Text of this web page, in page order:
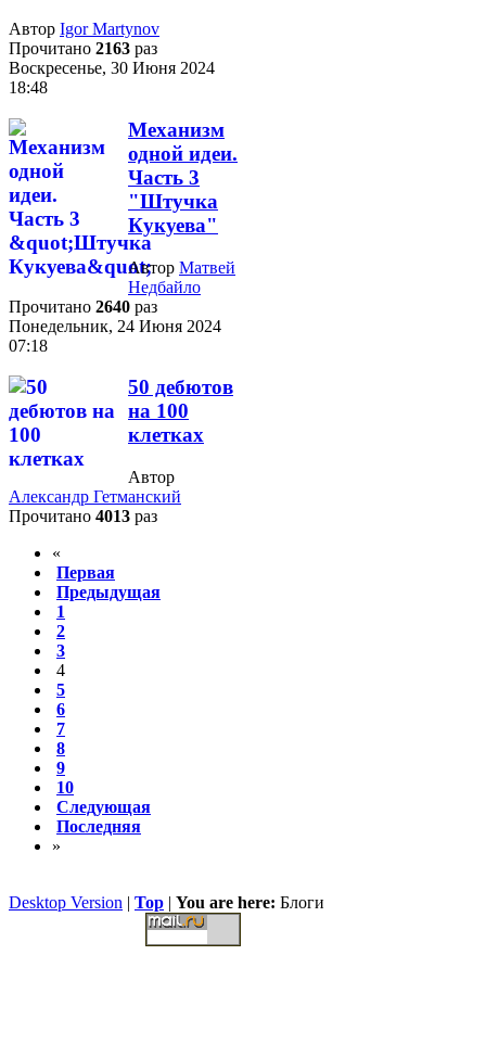
Автор Igor Martynov
Прочитано 2163 раз
Воскресенье, 30 Июня 2024
18:48
Механизм
одной идеи.
Часть 3
"Штучка
Кукуева"
Автор Матвей
Недбайло
Прочитано 2640 раз
Понедельник, 24 Июня 2024
07:18
50 дебютов
на 100
клетках
Автор
Александр Гетманский
Прочитано 4013 раз
«
Первая
Предыдущая
1
2
3
4
5
6
7
8
9
10
Следующая
Последняя
»
Desktop Version | Top | You are here: Блоги